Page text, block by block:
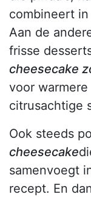
combineert
Aan de
frisse
cheesecake
voor
citrusachtige
Ook steeds
cheesecake
samenvoegt
recept. En